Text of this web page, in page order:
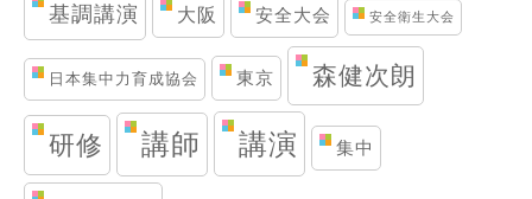
基調講演 大阪 安全大会 安全衛生大会
日本集中力育成協会 東京 森健次朗
研修 講師 講演 集中